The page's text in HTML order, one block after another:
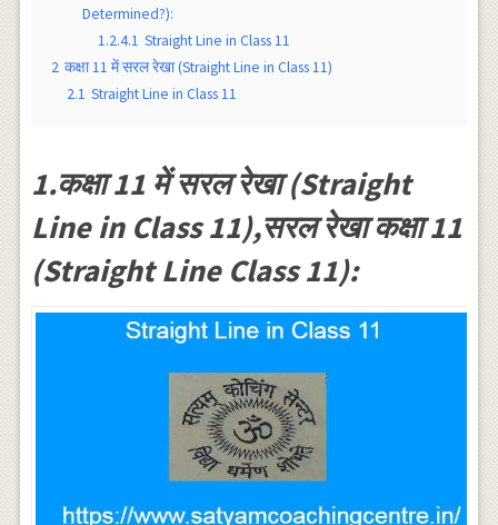
Determined?):
1.2.4.1 Straight Line in Class 11
2 कक्षा 11 में सरल रेखा (Straight Line in Class 11)
2.1 Straight Line in Class 11
1.कक्षा 11 में सरल रेखा (Straight
Line in Class 11),सरल रेखा कक्षा 11
(Straight Line Class 11):